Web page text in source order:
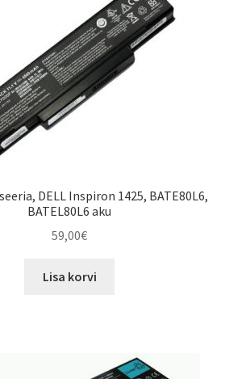
DELL Inspiron 1425, BATE80L6,
BATEL80L6 aku
59,00€
Lisa korvi